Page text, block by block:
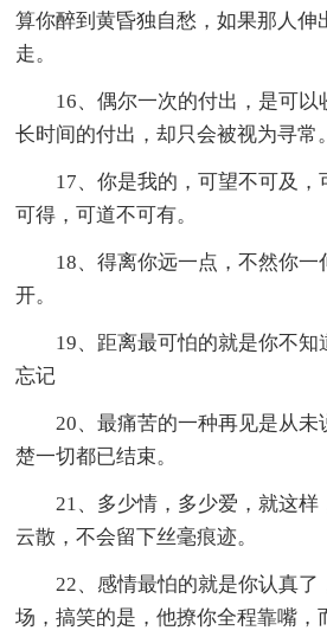
算你醉到黄昏独自愁，如果那人伸
走。
16、偶尔一次的付出，是可以
长时间的付出，却只会被视为寻常。
17、你是我的，可望不可及，
可得，可道不可有。
18、得离你远一点，不然你一
开。
19、距离最可怕的就是你不知
忘记
20、最痛苦的一种再见是从未
楚一切都已结束。
21、多少情，多少爱，就这样
云散，不会留下丝毫痕迹。
22、感情最怕的就是你认真了
场，搞笑的是，他撩你全程靠嘴，